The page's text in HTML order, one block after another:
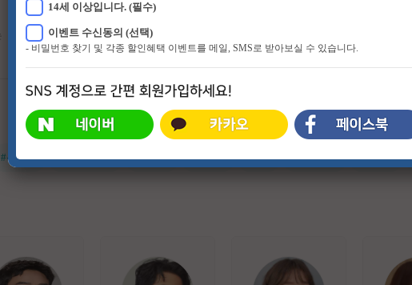
94화 이혼숙려캠프
인생을 새로고침하기 위한 부부들의
이야기 <이혼숙려캠프>
우자, 동료... 세 명의 '이야기꾼'이 스
#유쾌한 #슈퍼히어로 #외계인 #파트너 #귀신 #특수부대 #소지섭
14세 이상입니다. (필수)
이벤트 수신동의 (선택)
- 비밀번호 찾기 및 각종 할인혜택 이벤트를 메일, SMS로 받아보실 수 있습니다.